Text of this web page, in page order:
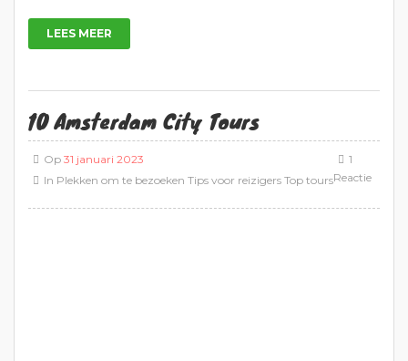
LEES MEER
10 Amsterdam City Tours
Op 31 januari 2023
In Plekken om te bezoeken Tips voor reizigers Top tours
1
Reactie